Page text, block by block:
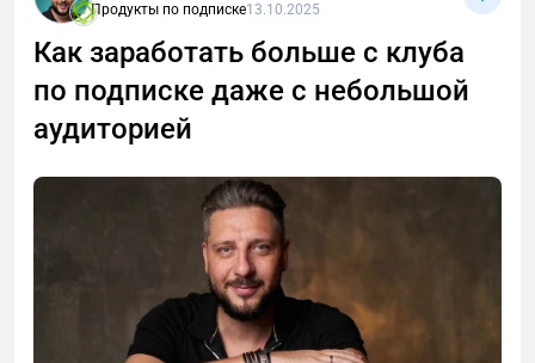
Вы сделали запуск клуба, но появляется другая,
более глобальная проблема. Как только проходит
2–3 месяца, участники начинают один за другим
покидать клуб. Почему так происходит? И главное
— как это остановить?
Продукты по подписке13.10.2025
Как заработать больше с клуба
по подписке даже с небольшой
аудиторией